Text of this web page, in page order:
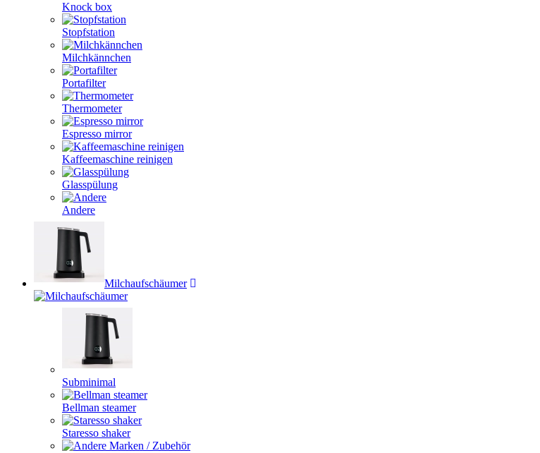
Knock box
Stopfstation
Milchkännchen
Portafilter
Thermometer
Espresso mirror
Kaffeemaschine reinigen
Glasspülung
Andere
Milchaufschäumer
Subminimal
Bellman steamer
Staresso shaker